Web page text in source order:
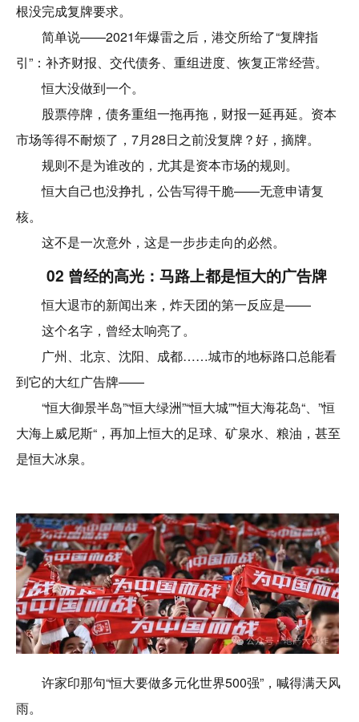
根没完成复牌要求。
简单说——2021年爆雷之后，港交所给了“复牌指
引”：补齐财报、交代债务、重组进度、恢复正常经营。
恒大没做到一个。
股票停牌，债务重组一拖再拖，财报一延再延。资本
市场等得不耐烦了，7月28日之前没复牌？好，摘牌。
规则不是为谁改的，尤其是资本市场的规则。
恒大自己也没挣扎，公告写得干脆——无意申请复
核。
这不是一次意外，这是一步步走向的必然。
02 曾经的高光：马路上都是恒大的广告牌
恒大退市的新闻出来，炸天团的第一反应是——
这个名字，曾经太响亮了。
广州、北京、沈阳、成都……城市的地标路口总能看
到它的大红广告牌——
“恒大御景半岛”“恒大绿洲”“恒大城”"恒大海花岛“、”恒
大海上威尼斯“，再加上恒大的足球、矿泉水、粮油，甚至
是恒大冰泉。
许家印那句“恒大要做多元化世界500强”，喊得满天风
雨。